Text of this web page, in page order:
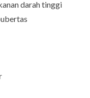
darah tinggi